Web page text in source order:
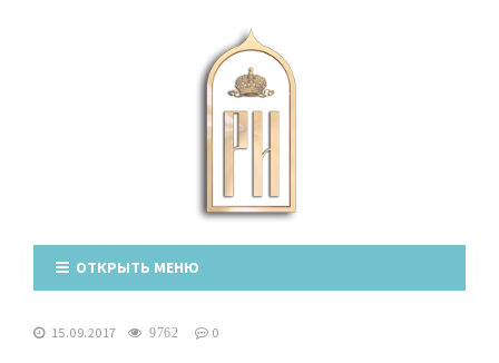
ОТКРЫТЬ МЕНЮ
15.09.2017 9762 0